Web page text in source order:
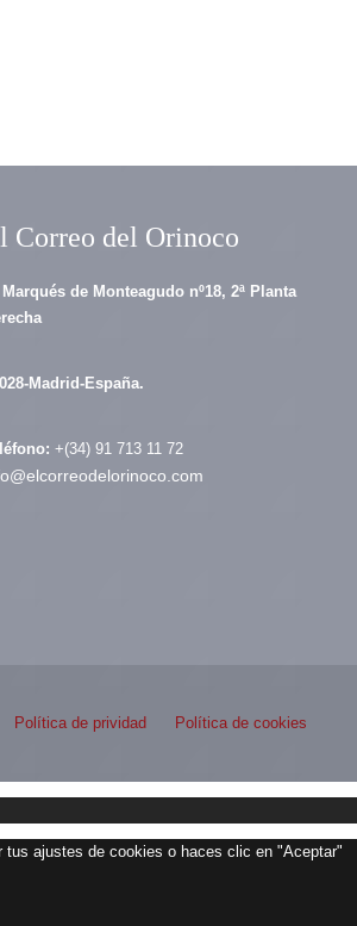
Correo del Orinoco
de Monteagudo nº18, 2ª Planta
Madrid-España.
+(34) 91 713 11 72
Política de prividad Política de cookies
tus ajustes de cookies o haces clic en "Aceptar"